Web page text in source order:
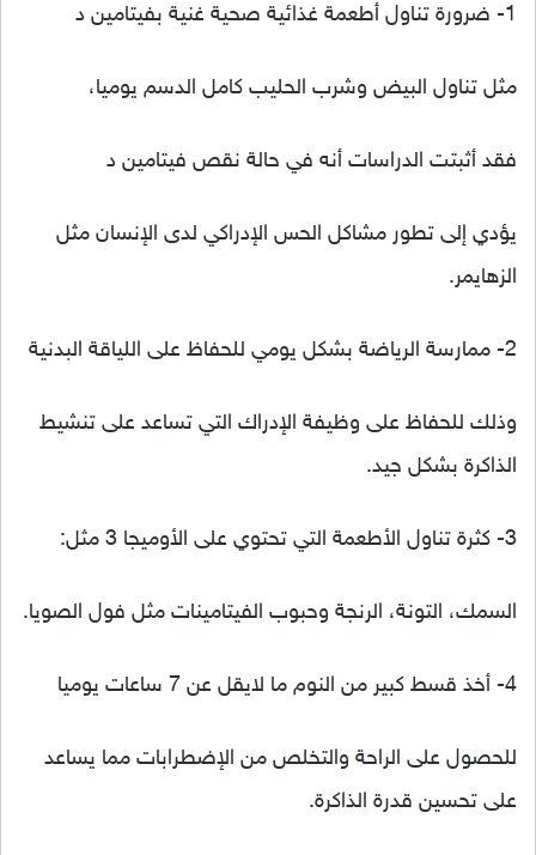
1- ضرورة تناول أطعمة غذائية صحية غنية بفيتامين د
مثل تناول البيض وشرب الحليب كامل الدسم يوميا،
فقد أثبتت الدراسات أنه في حالة نقص فيتامين د
يؤدي إلى تطور مشاكل الحس الإدراكي لدى الإنسان مثل
الزهايمر.
2- ممارسة الرياضة بشكل يومي للحفاظ على اللياقة البدنية
وذلك للحفاظ على وظيفة الإدراك التي تساعد على تنشيط
الذاكرة بشكل جيد.
3- كثرة تناول الأطعمة التي تحتوي على الأوميجا 3 مثل:
السمك، التونة، الرنجة وحبوب الفيتامينات مثل فول الصويا.
4- أخذ قسط كبير من النوم ما لايقل عن 7 ساعات يوميا
للحصول على الراحة والتخلص من الإضطرابات مما يساعد
على تحسين قدرة الذاكرة.